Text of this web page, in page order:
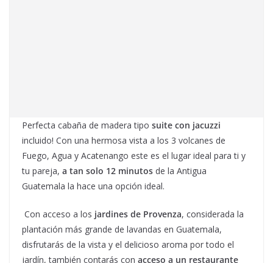
Perfecta cabaña de madera tipo suite con jacuzzi
incluido! Con una hermosa vista a los 3 volcanes de
Fuego, Agua y Acatenango este es el lugar ideal para ti y
tu pareja, a tan solo 12 minutos de la Antigua
Guatemala la hace una opción ideal.
Con acceso a los jardines de Provenza, considerada la
plantación más grande de lavandas en Guatemala,
disfrutarás de la vista y el delicioso aroma por todo el
jardín, también contarás con acceso a un restaurante